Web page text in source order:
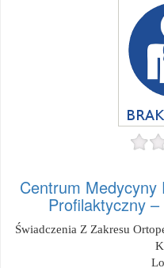
Centrum Medycyny
Profilaktyczny
Świadczenia Z Zakresu